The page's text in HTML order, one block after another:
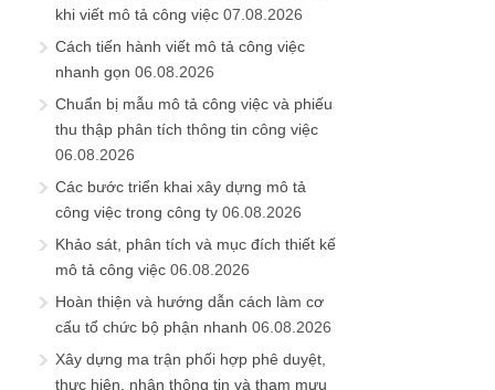
khi viết mô tả công việc 07.08.2026
Cách tiến hành viết mô tả công việc
nhanh gọn 06.08.2026
Chuẩn bị mẫu mô tả công việc và phiếu
thu thập phân tích thông tin công việc
06.08.2026
Các bước triển khai xây dựng mô tả
công việc trong công ty 06.08.2026
Khảo sát, phân tích và mục đích thiết kế
mô tả công việc 06.08.2026
Hoàn thiện và hướng dẫn cách làm cơ
cấu tổ chức bộ phận nhanh 06.08.2026
Xây dựng ma trận phối hợp phê duyệt,
thực hiện, nhận thông tin và tham mưu